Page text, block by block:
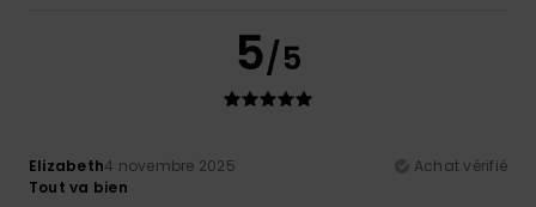
5/5
Elizabeth4 novembre 2025
Achat vérifié
Tout va bien